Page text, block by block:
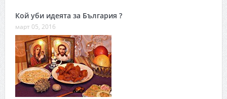
Кой уби идеята за България ?
март 05, 2016